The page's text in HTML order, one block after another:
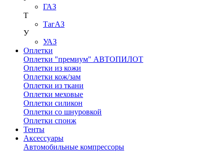
ГАЗ
Т
ТагАЗ
У
УАЗ
Оплетки
Оплетки "премиум" АВТОПИЛОТ
Оплетки из кожи
Оплетки кож/зам
Оплетки из ткани
Оплетки меховые
Оплетки силикон
Оплетки со шнуровкой
Оплетки спонж
Тенты
Аксессуары
Автомобильные компрессоры